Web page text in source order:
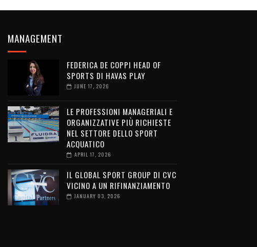
MANAGEMENT
FEDERICA DE COPPI HEAD OF
SPORTS DI HAVAS PLAY
JUNE 17, 2026
LE PROFESSIONI MANAGERIALI E
ORGANIZZATIVE PIÙ RICHIESTE
NEL SETTORE DELLO SPORT
ACQUATICO
APRIL 17, 2026
IL GLOBAL SPORT GROUP DI CVC
VICINO A UN RIFINANZIAMENTO
JANUARY 03, 2026